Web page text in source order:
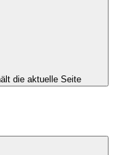
die aktuelle Seite